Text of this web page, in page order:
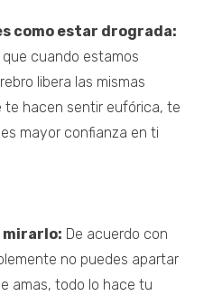
como estar drograda:
cuando estamos
libera las mismas
te hacen sentir eufórica, te
mayor confianza en ti
mirarlo: De acuerdo con
no puedes apartar
amas, todo lo hace tu